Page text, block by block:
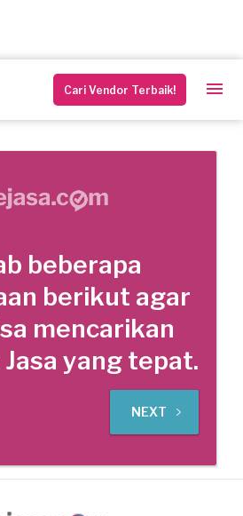
Cari Vendor Terbaik!
beberapa
berikut agar
mencarikan
yang tepat.
NEXT